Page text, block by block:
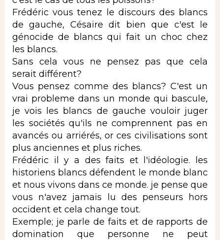
Frédéric vous tenez le discours des blancs
de gauche, Césaire dit bien que c'est le
génocide de blancs qui fait un choc chez
les blancs.
Sans cela vous ne pensez pas que cela
serait différent?
Vous pensez comme des blancs? C'est un
vrai probleme dans un monde qui bascule,
je vois les blancs de gauche vouloir juger
les sociétés qu'ils ne comprennent pas en
avancés ou arriérés, or ces civilisations sont
plus anciennes et plus riches.
Frédéric il y a des faits et l'idéologie. les
historiens blancs défendent le monde blanc
et nous vivons dans ce monde. je pense que
vous n'avez jamais lu des penseurs hors
occident et cela change tout.
Exemple; je parle de faits et de rapports de
domination que personne ne peut